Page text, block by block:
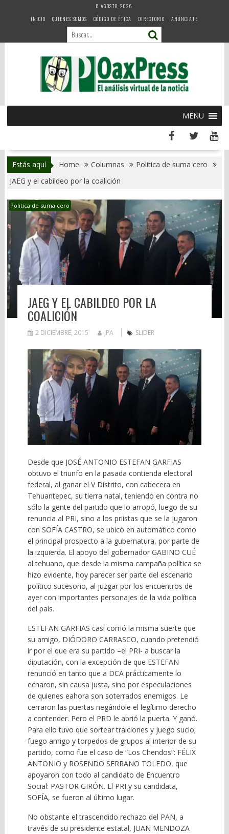
8 AGOSTO, 2026
INICIO
QUIENES SOMOS CÓDIGO DE ÉTICA DIRECTORIO ANÚNCIATE
MENU
Estás aquí Home Columnas
Politica de suma cero
JAEG y el cabildeo por la coalición
Politica de suma cero
JAEG Y EL CABILDEO POR LA
COALICIÓN
2 DICIEMBRE, 2015 JPA SLIDER
Desde que JOSÉ ANTONIO ESTEFAN GARFIAS
obtuvo el triunfo en la pasada contienda electoral
federal, al ganar el V Distrito, con cabecera en
Tehuantepec, su tierra natal, teniendo en contra no
sólo la gente del partido que lo arropó, luego de su
renuncia al PRI, sino a los priistas que se la jugaron
con SOFÍA CASTRO, se ubicó en automático como
el principal prospecto a la gubernatura, por parte de
la izquierda. El apoyo del gobernador GABINO CUÉ
al tehuano, que desde la misma campaña política se
hizo evidente, hoy parecer ser parte del escenario
político sucesorio, al juzgar por los encuentros de
ayer con importantes personajes de la vida política
del país.
ESTEFAN GARFIAS casi corrió la misma suerte que
su amigo, DIÓDORO CARRASCO, cuando pretendió
ir por el que era su partido –el PRI- a buscar la
diputación, con la excepción de que ESTEFAN
renunció en tanto que a DCA prácticamente lo
echaron, sin causa justa, sino por especulaciones
de quienes eahora son soterrados enemigos. Le
cerraron las puertas negándole el legítimo derecho
a contender. Pero el PRD le abrió la puerta. Y ganó.
Para ello tuvo que sortear traiciones y juego sucio;
fuego amigo y torpedos de grupos al interior de su
partido, como fue el caso de “Los Chendos”: FÉLIX
ANTONIO y ROSENDO SERRANO TOLEDO, que
apoyaron con todo al candidato de Encuentro
Social: PASTOR GIRÓN. El PRI y su candidata,
SOFÍA, se fueron al último lugar.
No obstante el trascendido rechazo del PAN, a
través de su presidente estatal, JUAN MENDOZA